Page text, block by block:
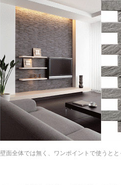
壁面全体では無く、ワンポイントで使うと